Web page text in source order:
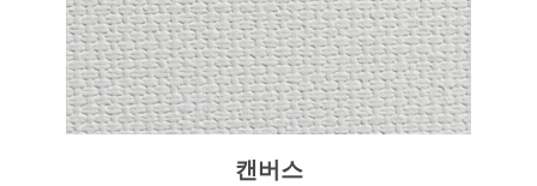
캔버스